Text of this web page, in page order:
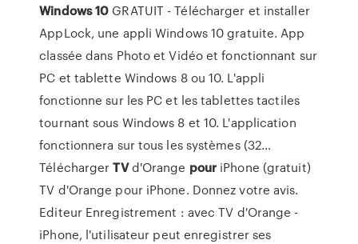
Windows10 GRATUIT - Télécharger et installer
AppLock, une appli Windows 10 gratuite. App
classée dans Photo et Vidéo et fonctionnant sur
PC et tablette Windows 8 ou 10. L'appli
fonctionne sur les PC et les tablettes tactiles
tournant sous Windows 8 et 10. L'application
fonctionnera sur tous les systèmes (32...
TéléchargerTVd'Orange pour iPhone (gratuit)
TV d'Orange pour iPhone. Donnez votre avis.
Editeur Enregistrement : avec TV d'Orange -
iPhone, l'utilisateur peut enregistrer ses